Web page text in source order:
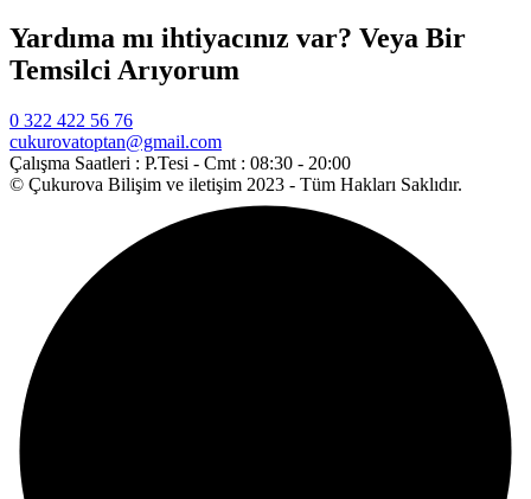
Yardıma mı ihtiyacınız var? Veya Bir
Temsilci Arıyorum
0 322 422 56 76
cukurovatoptan@gmail.com
Çalışma Saatleri : P.Tesi - Cmt : 08:30 - 20:00
© Çukurova Bilişim ve iletişim 2023 - Tüm Hakları Saklıdır.